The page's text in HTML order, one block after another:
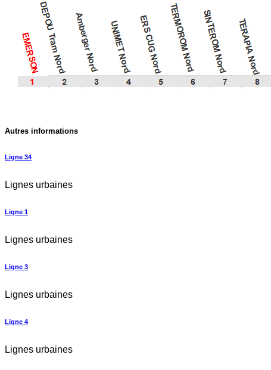
Autres informations
Ligne 34
Lignes urbaines
Ligne 1
Lignes urbaines
Ligne 3
Lignes urbaines
Ligne 4
Lignes urbaines